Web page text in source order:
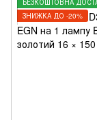
ЗНИЖКА ДО -20%